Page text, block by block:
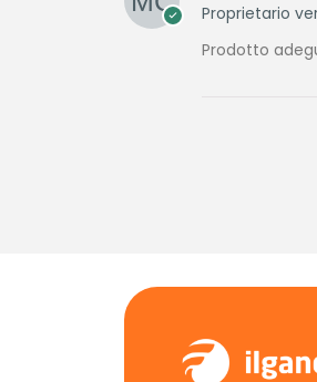
Proprietario
Prodotto